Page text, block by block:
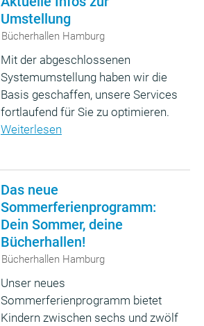
Umstellung
Bücherhallen Hamburg
Mit der abgeschlossenen
Systemumstellung haben wir die
Basis geschaffen, unsere Services
fortlaufend für Sie zu optimieren.
Weiterlesen
Das neue
Sommerferienprogramm:
Dein Sommer, deine
Bücherhallen!
Bücherhallen Hamburg
Unser neues
Sommerferienprogramm bietet
Kindern zwischen sechs und zwölf